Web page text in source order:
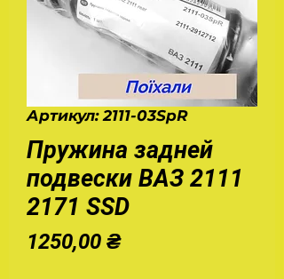
Артикул: 2111-03SpR
Пружина задней
подвески ВАЗ 2111
2171 SSD
1250,00 ₴Цена